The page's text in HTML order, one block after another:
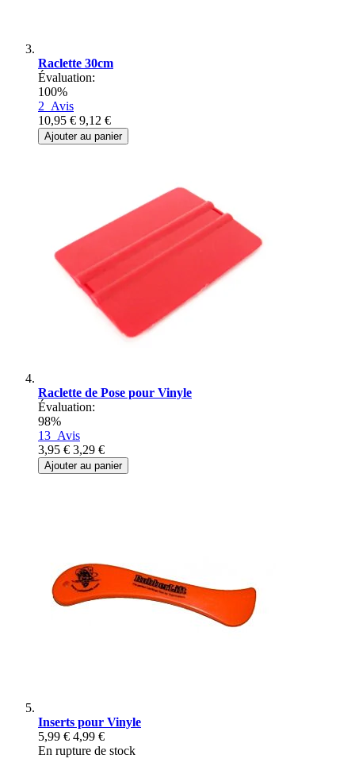
Raclette 30cm
Évaluation:
100%
2 Avis
10,95 € 9,12 €
Ajouter au panier
Raclette de Pose pour Vinyle
Évaluation:
98%
13 Avis
3,95 € 3,29 €
Ajouter au panier
Inserts pour Vinyle
5,99 € 4,99 €
En rupture de stock